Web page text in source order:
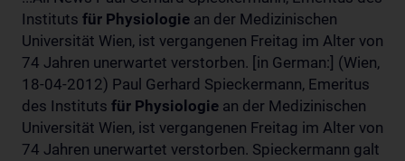
Instituts für Physiologie an der Medizinischen
Universität Wien, ist vergangenen Freitag im Alter von
74 Jahren unerwartet verstorben. [in German:] (Wien,
18-04-2012) Paul Gerhard Spieckermann, Emeritus
des Instituts für Physiologie an der Medizinischen
Universität Wien, ist vergangenen Freitag im Alter von
74 Jahren unerwartet verstorben. Spieckermann galt